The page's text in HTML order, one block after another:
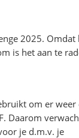
2025. Omdat
is het aan te
om er weer
Daarom
je d.m.v. je